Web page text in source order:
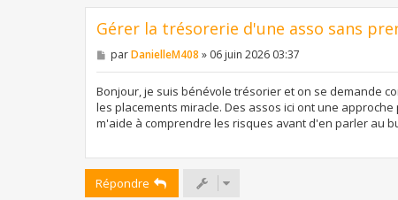
Gérer la trésorerie d'une asso sans
M
e
s
a
g
e
parDanielleM408 » 06 juin 2026 03:37
Bonjour, je suis bénévole trésorier et on se demande
les placements miracle. Des assos ici ont une
m'aide à comprendre les risques avant d'en parler au
Répondre